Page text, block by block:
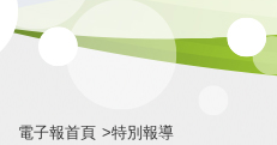
電子報首頁 >特別報導